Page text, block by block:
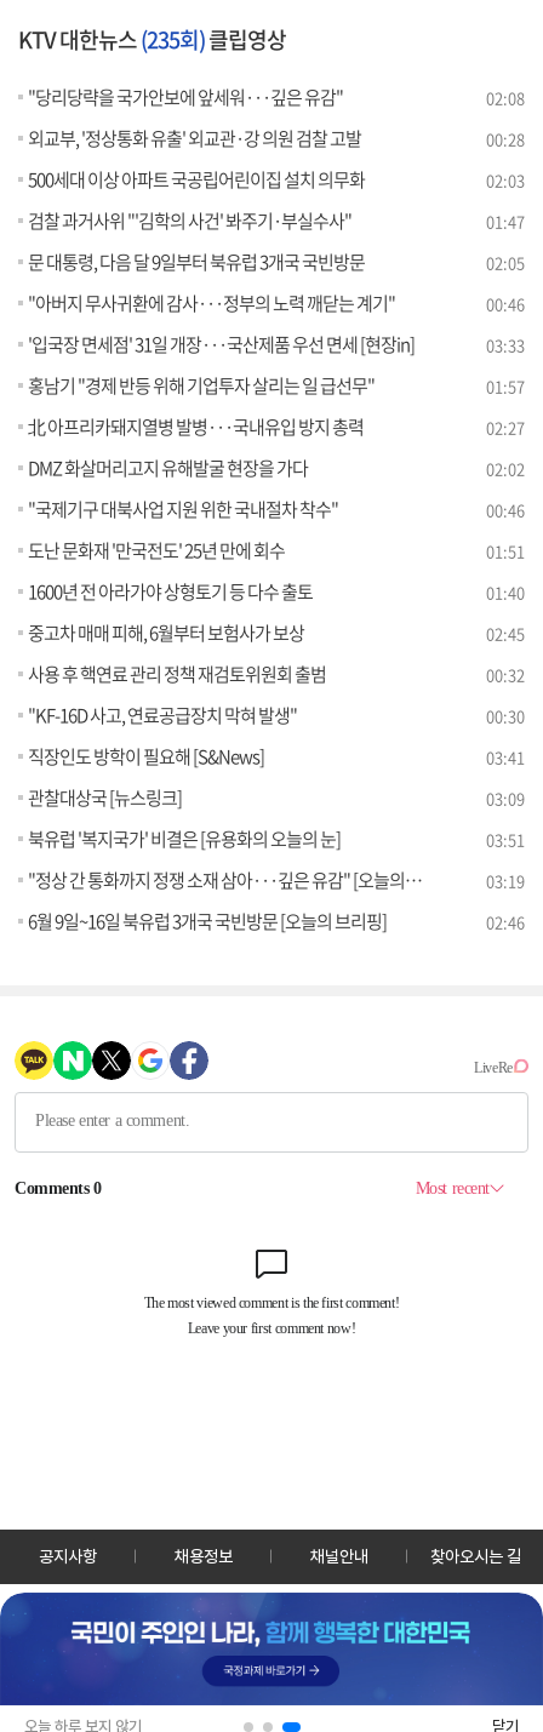
오늘 하루 보지 않기 닫기
KTV 대한뉴스(235회)클립영상
"당리당략을 국가안보에 앞세워···깊은 유감" 02:08
외교부, '정상통화 유출' 외교관·강 의원 검찰 고발 00:28
500세대 이상 아파트 국공립어린이집 설치 의무화 02:03
검찰 과거사위 "'김학의 사건' 봐주기·부실수사" 01:47
문 대통령, 다음 달 9일부터 북유럽 3개국 국빈방문 02:05
"아버지 무사귀환에 감사···정부의 노력 깨닫는 계기" 00:46
'입국장 면세점' 31일 개장···국산제품 우선 면세 [현장in] 03:33
홍남기 "경제 반등 위해 기업투자 살리는 일 급선무" 01:57
北 아프리카돼지열병 발병···국내유입 방지 총력 02:27
DMZ 화살머리고지 유해발굴 현장을 가다 02:02
"국제기구 대북사업 지원 위한 국내절차 착수" 00:46
도난 문화재 '만국전도' 25년 만에 회수 01:51
1600년 전 아라가야 상형토기 등 다수 출토 01:40
중고차 매매 피해, 6월부터 보험사가 보상 02:45
사용 후 핵연료 관리 정책 재검토위원회 출범 00:32
"KF-16D 사고, 연료공급장치 막혀 발생" 00:30
직장인도 방학이 필요해 [S&News] 03:41
관찰대상국 [뉴스링크] 03:09
북유럽 '복지국가' 비결은 [유용화의 오늘의 눈] 03:51
"정상 간 통화까지 정쟁 소재 삼아···깊은 유감" [오늘의 브리핑] 03:19
6월 9일~16일 북유럽 3개국 국빈방문 [오늘의 브리핑] 02:46
공지사항 채용정보 채널안내 찾아오시는 길
30128 세종특별자치시 정부2청사로 13 한국정책방송원 KTV
TEL: 044-204-8000
Copyrightⓒ KTV 국민방송 All Rights Reserved.